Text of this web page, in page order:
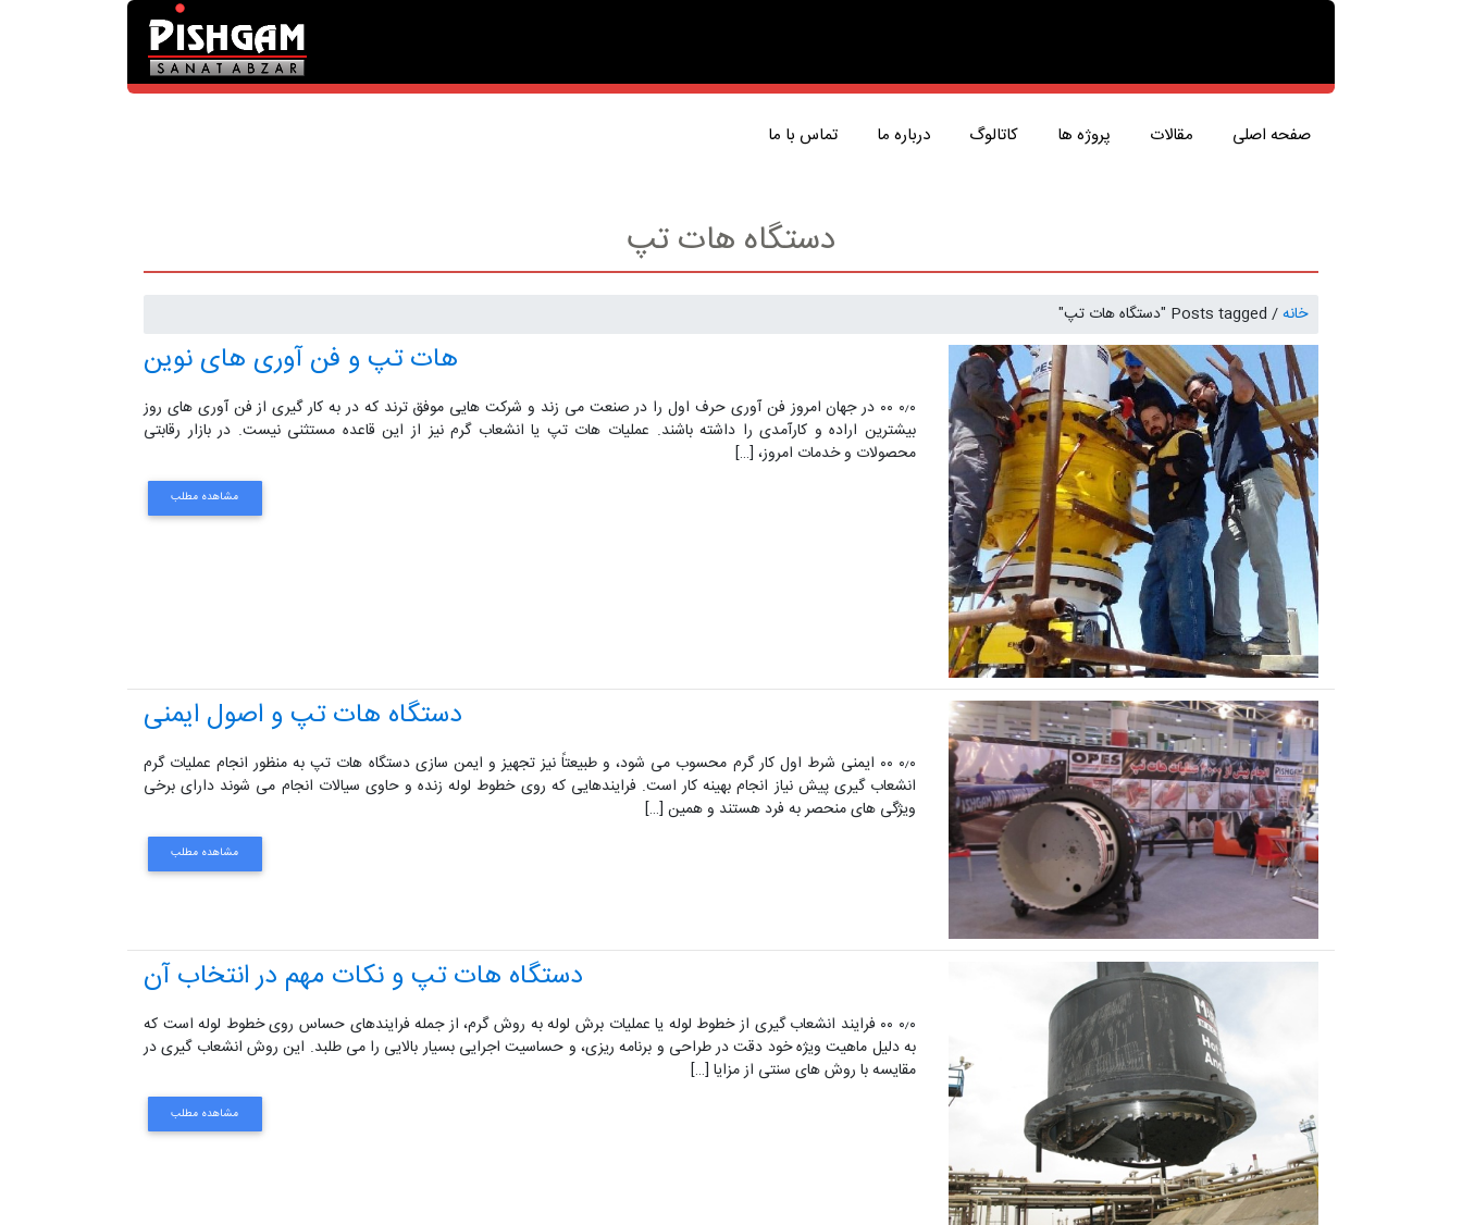
صفحه اصلی مقالات پروژه ها کاتالوگ درباره ما تماس با ما
دستگاه هات تپ
خانه/ Posts tagged "دستگاه هات تپ"
هات تپ و فن آوری های نوین
۰٫۰ ۰۰ در جهان امروز فن آوری حرف اول را در صنعت می زند و شرکت هایی موفق ترند که در به کار گیری از فن آوری های روز
بیشترین اراده و کارآمدی را داشته باشند. عملیات هات تپ یا انشعاب گرم نیز از این قاعده مستثنی نیست. در بازار رقابتی
محصولات و خدمات امروز، […]
مشاهده مطلب
دستگاه هات تپ و اصول ایمنی
۰٫۰ ۰۰ ایمنی شرط اول کار گرم محسوب می شود، و طبیعتاً نیز تجهیز و ایمن سازی دستگاه هات تپ به منظور انجام عملیات گرم
انشعاب گیری پیش نیاز انجام بهینه کار است. فرایندهایی که روی خطوط لوله زنده و حاوی سیالات انجام می شوند دارای برخی
ویژگی های منحصر به فرد هستند و همین […]
مشاهده مطلب
دستگاه هات تپ و نکات مهم در انتخاب آن
۰٫۰ ۰۰ فرایند انشعاب گیری از خطوط لوله یا عملیات برش لوله به روش گرم، از جمله فرایندهای حساس روی خطوط لوله است که
به دلیل ماهیت ویژه خود دقت در طراحی و برنامه ریزی، و حساسیت اجرایی بسیار بالایی را می طلبد. این روش انشعاب گیری در
مقایسه با روش های سنتی از مزایا […]
مشاهده مطلب